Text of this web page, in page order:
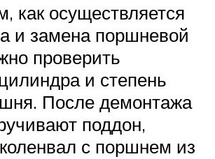
как осуществляется
и замена поршневой
проверить
и степень
После демонтажа
поддон,
с поршнем из